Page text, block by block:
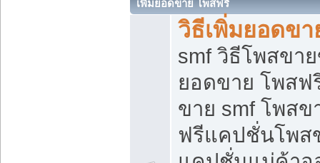
เพิ่มยอดขาย โพสฟรี
วิธีเพิ่มยอดข
smf วิธีโพสขา
ยอดขาย โพสฟ
ขาย smf โพส
ฟรีแคปชั่นโพส